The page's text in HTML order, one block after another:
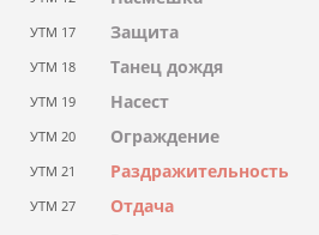
УТМ 17 Защита
УТМ 18 Танец дождя
УТМ 19 Насест
УТМ 20 Ограждение
УТМ 21 Раздражительность
УТМ 27 Отдача